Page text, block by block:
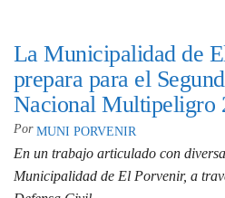
La Municipalidad de
prepara para el
Nacional Multipeligro
Por MUNI PORVENIR
En un trabajo articulado con
Municipalidad de El Porvenir, a